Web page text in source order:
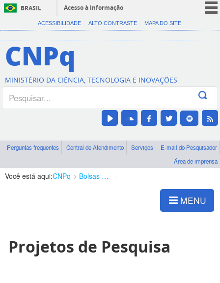
BRASIL
Acesso à informação
CORONAVÍRUS (COVID-19)
Canais
ACESSIBILIDADE ALTO CONTRASTE MAPA DO SITE
CNPq
MINISTÉRIO DA CIÊNCIA, TECNOLOGIA E INOVAÇÕES
Perguntas frequentes Central de Atendimento Serviços
E-mail do Pesquisador
Área de imprensa
Você está aqui:CNPq Bolsas e Auxílios Vigentes
MENU
Projetos de Pesquisa